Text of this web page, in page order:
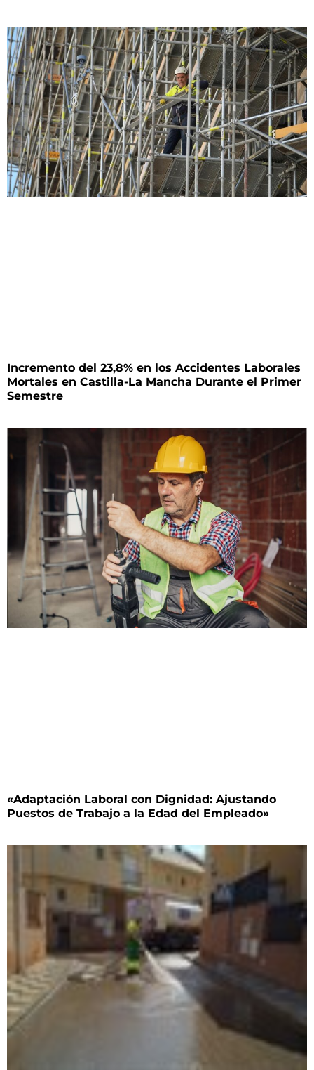
Incremento del 23,8% en los Accidentes Laborales
Mortales en Castilla-La Mancha Durante el Primer
Semestre
«Adaptación Laboral con Dignidad: Ajustando
Puestos de Trabajo a la Edad del Empleado»